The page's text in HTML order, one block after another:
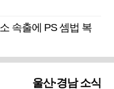
속출에 PS 셈법 복
울산·경남 소식